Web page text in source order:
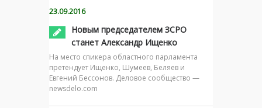
23.09.2016
Новым председателем ЗСРО
станет Александр Ищенко
На место спикера областного парламента
претендует Ищенко, Шумеев, Беляев и
Евгений Бессонов. Деловое сообщество —
newsdelo.com